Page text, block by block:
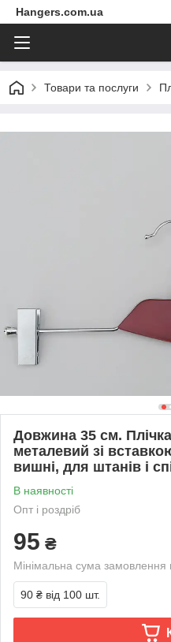
Hangers.com.ua
Товари та послуги
Довжина 35 см.
металевий зі
вишні, для штанів і
В наявності
Опт і роздріб
95 ₴
Мінімальна сума
90 ₴ від 100 шт.